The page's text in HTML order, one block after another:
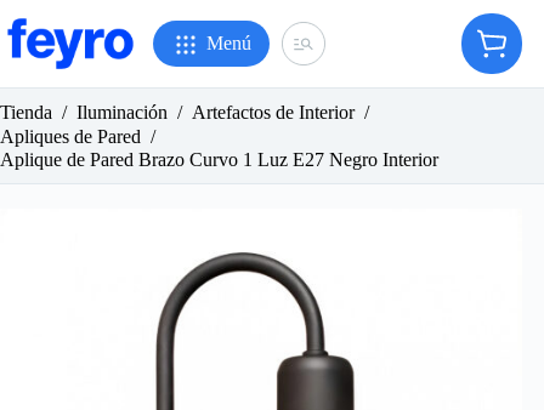
al
contenido
Menú
Carro
de
Tienda / Iluminación / Artefactos de Interior /
Apliques de Pared /
Aplique de Pared Brazo Curvo 1 Luz E27 Negro Interior